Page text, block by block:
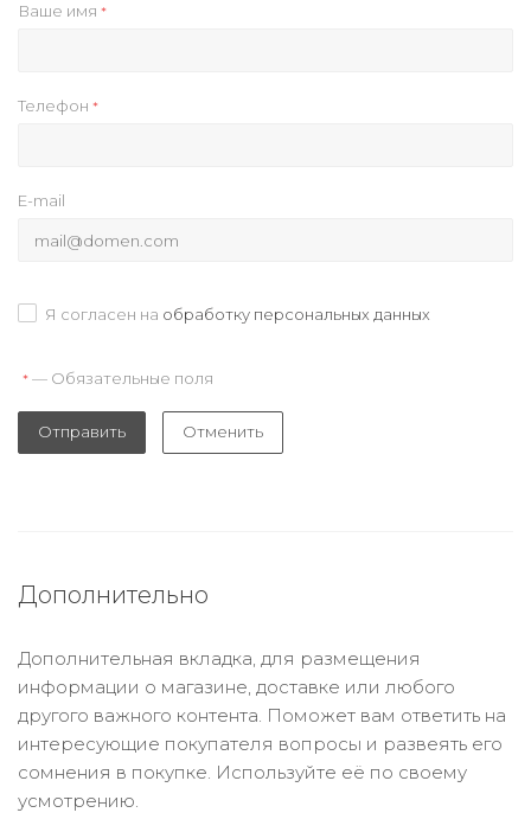
Ваше имя *
Телефон *
E-mail
Я согласен на обработку персональных данных
* — Обязательные поля
Отправить Отменить
Дополнительно
Дополнительная вкладка, для размещения
информации о магазине, доставке или любого
другого важного контента. Поможет вам ответить на
интересующие покупателя вопросы и развеять его
сомнения в покупке. Используйте её по своему
усмотрению.